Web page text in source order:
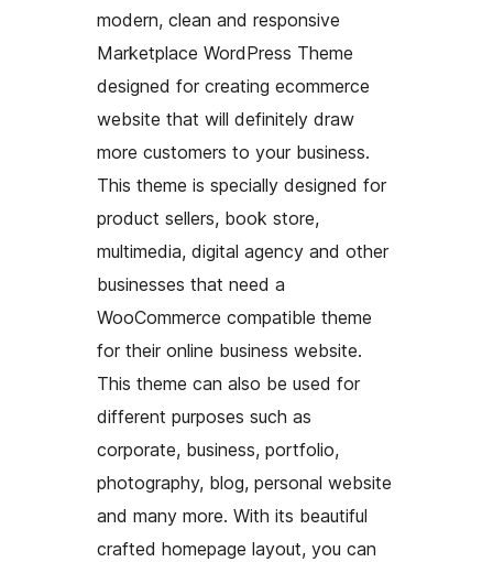
modern, clean and responsive
Marketplace WordPress Theme
designed for creating ecommerce
website that will definitely draw
more customers to your business.
This theme is specially designed for
product sellers, book store,
multimedia, digital agency and other
businesses that need a
WooCommerce compatible theme
for their online business website.
This theme can also be used for
different purposes such as
corporate, business, portfolio,
photography, blog, personal website
and many more. With its beautiful
crafted homepage layout, you can